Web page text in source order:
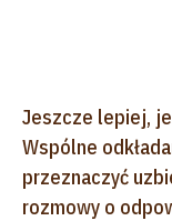
Jeszcze lepiej,
Wspólne
przeznaczyć
rozmowy o